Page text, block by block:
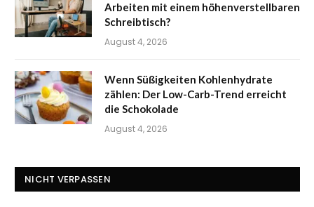
Arbeiten mit einem höhenverstellbaren
Schreibtisch?
August 4, 2026
Wenn Süßigkeiten Kohlenhydrate
zählen: Der Low-Carb-Trend erreicht
die Schokolade
August 4, 2026
NICHT VERPASSEN